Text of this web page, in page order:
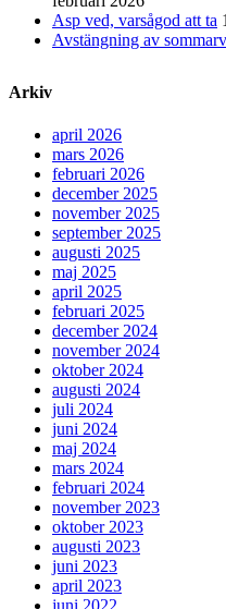
Asp ved, varsågod att ta
Avstängning av
Arkiv
april 2026
mars 2026
februari 2026
december 2025
november 2025
september 2025
augusti 2025
maj 2025
april 2025
februari 2025
december 2024
november 2024
oktober 2024
augusti 2024
juli 2024
juni 2024
maj 2024
mars 2024
februari 2024
november 2023
oktober 2023
augusti 2023
juni 2023
april 2023
juni 2022